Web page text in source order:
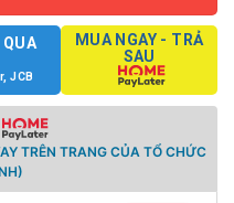
QUA
JCB
MUA NGAY - TRẢ
SAU
TRÊN TRANG CỦA TỔ CHỨC